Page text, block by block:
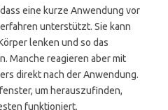
eine kurze Anwendung vor
unterstützt. Sie kann
lenken und so das
Manche reagieren aber mit
direkt nach der Anwendung.
um herauszufinden,
funktioniert.